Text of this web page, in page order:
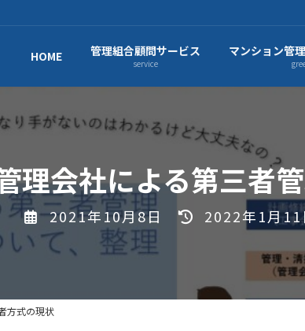
HOME 管理組合顧問サービス
service
マンション管
理会社による第三者
2021年10月8日
最
日
2022年1月11
方式の現状